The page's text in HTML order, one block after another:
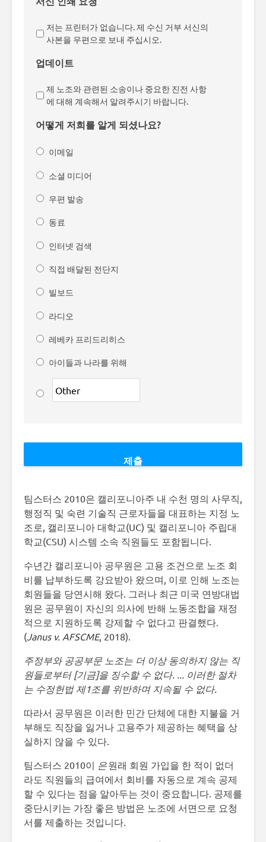
저는 프린터가 없습니다. 제 수신 거부 서신의
사본을 우편으로 보내 주십시오.
업데이트
제 노조와 관련된 소송이나 중요한 진전 사항
에 대해 계속해서 알려주시기 바랍니다.
어떻게 저희를 알게 되셨나요?
이메일
소셜 미디어
우편 발송
동료
인터넷 검색
직접 배달된 전단지
빌보드
라디오
레베카 프리드리히스
아이들과 나라를 위해
팀스터스 2010은 캘리포니아주 내 수천 명의 사무직,
행정직 및 숙련 기술직 근로자들을 대표하는 지정 노
조로, 캘리포니아 대학교(UC) 및 캘리포니아 주립대
학교(CSU) 시스템 소속 직원들도 포함됩니다.
수년간 캘리포니아 공무원은 고용 조건으로 노조 회
비를 납부하도록 강요받아 왔으며, 이로 인해 노조는
회원들을 당연시해 왔다. 그러나 최근 미국 연방대법
원은 공무원이 자신의 의사에 반해 노동조합을 재정
적으로 지원하도록 강제할 수 없다고 판결했다.
(Janus v. AFSCME, 2018).
주정부와 공공부문 노조는 더 이상 동의하지 않는 직
원들로부터 [기금]을 징수할 수 없다. ... 이러한 절차
는 수정헌법 제1조를 위반하며 지속될 수 없다.
따라서 공무원은 이러한 민간 단체에 대한 지불을 거
부해도 직장을 잃거나 고용주가 제공하는 혜택을 상
실하지 않을 수 있다.
팀스터스 2010이 은원래 회원 가입을 한 적이 없더
라도 직원들의 급여에서 회비를 자동으로 계속 공제
할 수 있다는 점을 알아두는 것이 중요합니다. 공제를
중단시키는 가장 좋은 방법은 노조에 서면으로 요청
서를 제출하는 것입니다.